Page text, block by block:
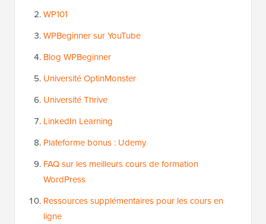
WP101
WPBeginner sur YouTube
Blog WPBeginner
Université OptinMonster
Université Thrive
LinkedIn Learning
Plateforme bonus : Udemy
FAQ sur les meilleurs cours de formation
WordPress
Ressources supplémentaires pour les cours en
ligne